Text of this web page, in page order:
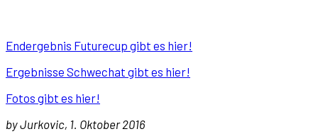
Endergebnis Futurecup gibt es hier!
Ergebnisse Schwechat gibt es hier!
Fotos gibt es hier!
by Jurkovic, 1. Oktober 2016